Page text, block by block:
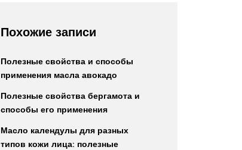
Похожие записи
Полезные свойства и способы
применения масла авокадо
Полезные свойства бергамота и
способы его применения
Масло календулы для разных
типов кожи лица: полезные